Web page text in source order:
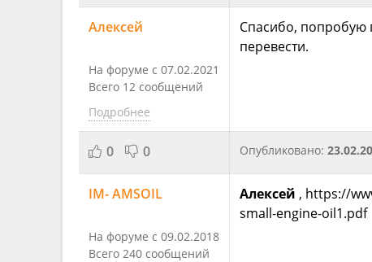
Алексей
На форуме с 07.02.2021
Всего 12 сообщений
Подробнее
Спасибо, попробую
перевести.
0 0 Опубликовано:
IM- AMSOIL
На форуме с 09.02.2018
Всего 240 сообщений
Алексей , https://
small-engine-